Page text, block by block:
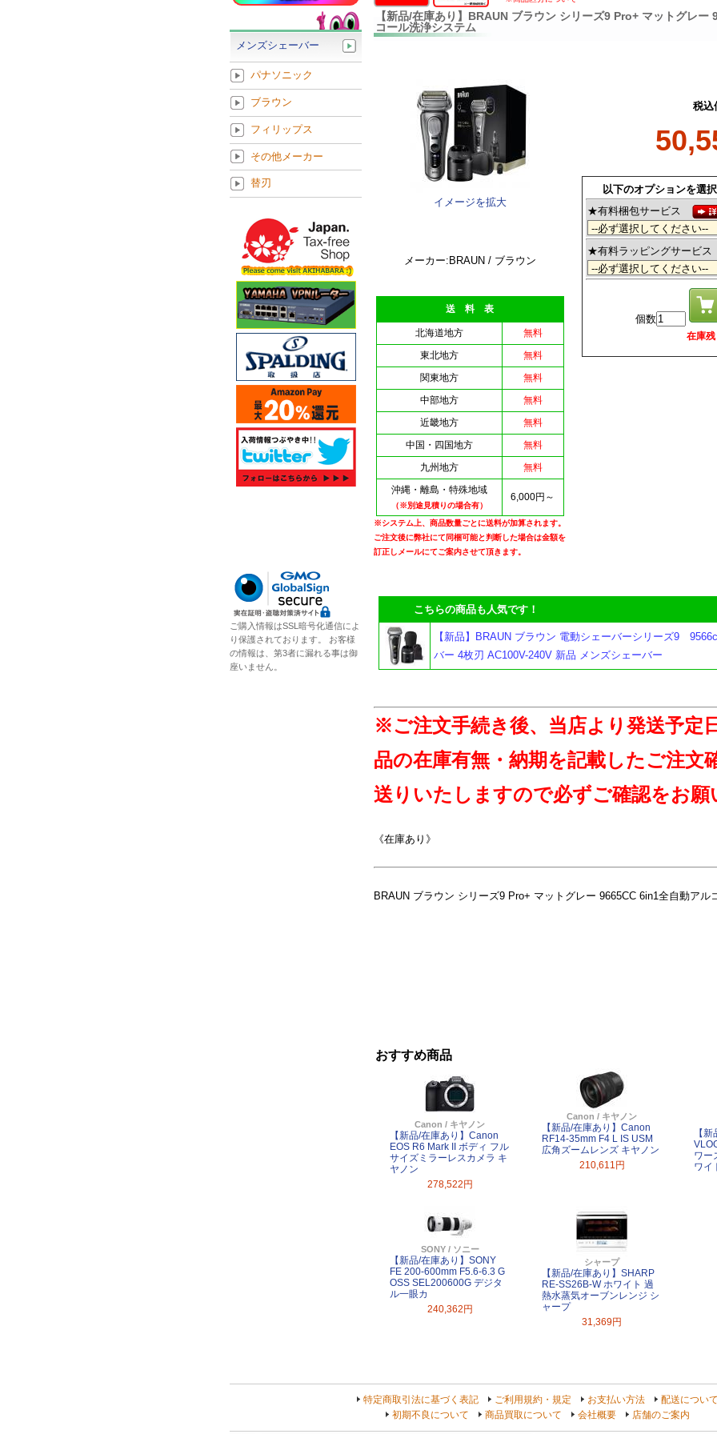
【新品/在庫あり】BRAUN ブラウン シリーズ9 Pro+ マットグレー
コール洗浄システム
イメージを拡大
メーカー:BRAUN / ブラウン
送 料 表
北海道地方
無料
東北地方
無料
関東地方
無料
中部地方
無料
近畿地方
無料
中国・四国地方
無料
九州地方
無料
沖縄・離島・特殊地域
（※別途見積りの場合有）
6,000円～
※システム上、商品数量ごとに送料が加算されます。
ご注文後に弊社にて同梱可能と判断した場合は金額を
訂正しメールにてご案内させて頂きます。
税込
以下のオプションを選
★有料梱包サービス
★有料ラッピングサービス
個数
在庫
こちらの商品も人気です！
【新品】BRAUN ブラウン 電動シェーバーシリーズ9
バー 4枚刃 AC100V-240V 新品 メンズシェーバー
※ご注文手続き後、当店より発送予定
品の在庫有無・納期を記載したご注文
送りいたしますので必ずご確認をお願
《在庫あり》
BRAUN ブラウン シリーズ9 Pro+ マットグレー 9665CC 6in1全自動アル
おすすめ商品
Canon / キヤノン
【新品/在庫あり】Canon
EOS R6 Mark II ボディ フル
サイズミラーレスカメラ キ
ヤノン
278,522円
Canon / キヤノン
【新品/在庫あり】Canon
RF14-35mm F4 L IS USM
広角ズームレンズ キヤノン
210,611円
【
ワー
ワイ
SONY / ソニー
【新品/在庫あり】SONY
FE 200-600mm F5.6-6.3 G
OSS SEL200600G デジタ
ル一眼カ
240,362円
シャープ
【新品/在庫あり】SHARP
RE-SS26B-W ホワイト 過
熱水蒸気オーブンレンジ シ
ャープ
31,369円
メンズシェーバー
パナソニック
ブラウン
フィリップス
その他メーカー
替刃
ご購入情報はSSL暗号化通信によ
り保護されております。 お客様
の情報は、第3者に漏れる事は御
座いません。
特定商取引法に基づく表記 ご利用規約・規定 お支払い方法
配送について
初期不良について
商品買取について 会社概要 店舗のご案内